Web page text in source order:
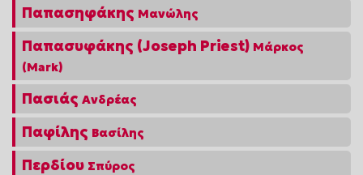
Παπασηφάκης Μανώλης
Παπασυφάκης (Joseph Priest) Μάρκος
(Mark)
Πασιάς Ανδρέας
Παφίλης Βασίλης
Περδίου Σπύρος